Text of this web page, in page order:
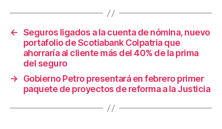
o
o
k
tir
← Seguros ligados a la cuenta de nómina, nuevo
portafolio de Scotiabank Colpatria que
ahorraría al cliente más del 40% de la prima
del seguro
→
Gobierno Petro presentará en febrero primer
paquete de proyectos de reforma a la Justicia